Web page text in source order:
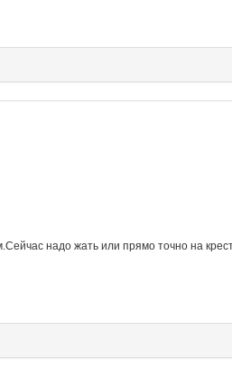
надо жать или прямо точно на